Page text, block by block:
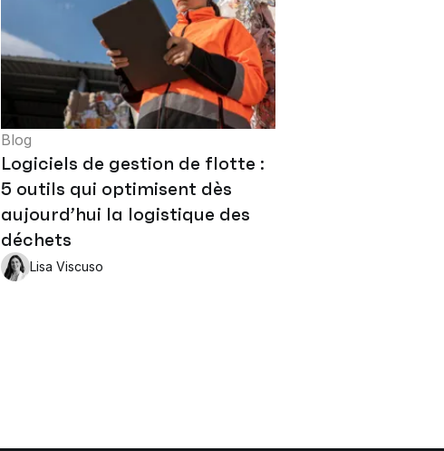
Blog
Logiciels de gestion de flotte :
5 outils qui optimisent dès
aujourd’hui la logistique des
déchets
Lisa Viscuso